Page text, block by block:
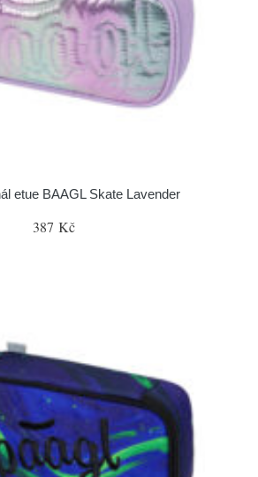
etue BAAGL Skate Lavender
387 Kč